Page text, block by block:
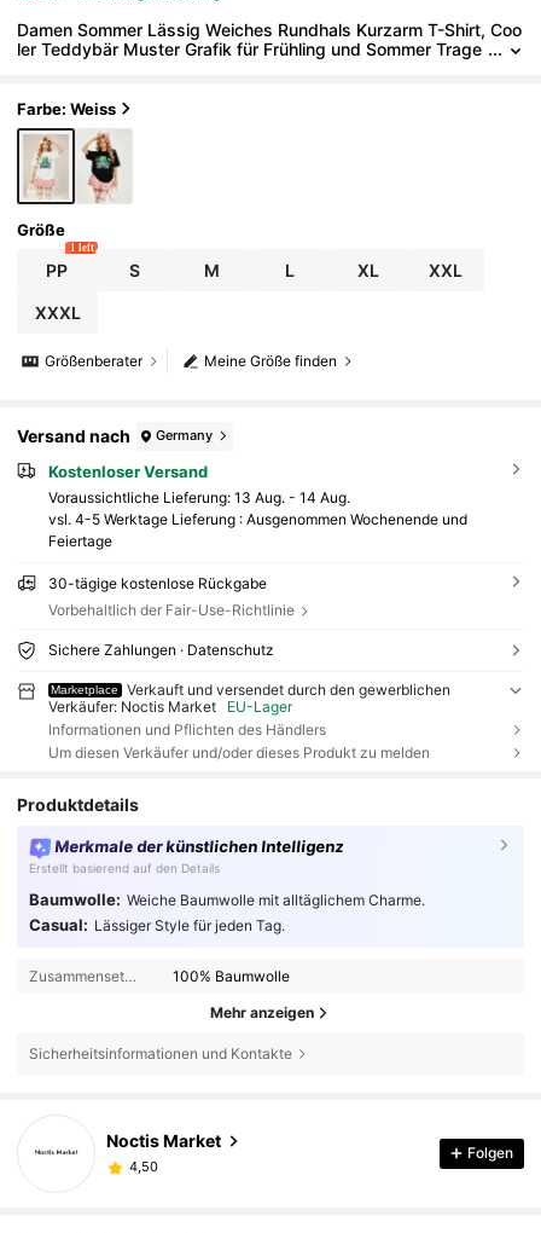
Damen Sommer Lässig Weiches Rundhals Kurzarm T-Shirt, Coo
ler Teddybär Muster Grafik für Frühling und Sommer Trage
Farbe: Weiss
Größe
PP
1 left
S M L XL XXL
XXXL
Meine Größe finden
Größenberater
Versand nach Germany
Kostenloser Versand
Voraussichtliche Lieferung: 13 Aug. - 14 Aug.
vsl. 4-5 Werktage Lieferung : Ausgenommen Wochenende und
Feiertage
30-tägige kostenlose Rückgabe
Vorbehaltlich der Fair-Use-Richtlinie
Sichere Zahlungen · Datenschutz
Marketplace
Verkauft und versendet durch den gewerblichen
Verkäufer: Noctis Market
EU-Lager
Informationen und Pflichten des Händlers
Um diesen Verkäufer und/oder dieses Produkt zu melden
Produktdetails
Merkmale der künstlichen Intelligenz
Erstellt basierend auf den Details
Baumwolle: Weiche Baumwolle mit alltäglichem Charme.
Casual: Lässiger Style für jeden Tag.
Zusammensetzung: 100% Baumwolle
Mehr anzeigen
Sicherheitsinformationen und Kontakte
Noctis Market
4,50
Folgen